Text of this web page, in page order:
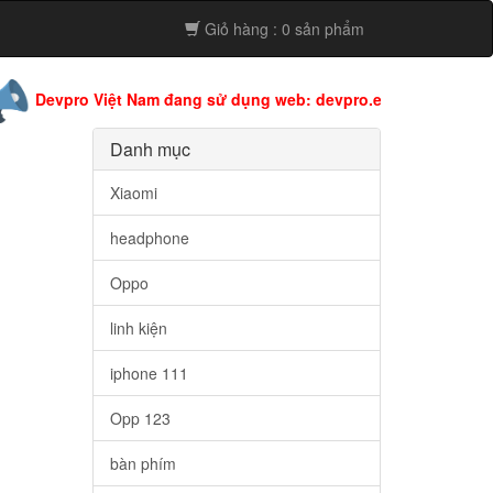
Giỏ hàng : 0 sản phẩm
Việt Nam đang sử dụng web: devpro.edu.vn còn web này
Danh mục
Xiaomi
headphone
Oppo
linh kiện
iphone 111
Opp 123
bàn phím